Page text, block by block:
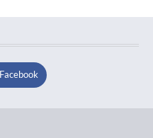
Facebook